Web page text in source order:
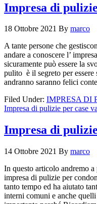
Impresa di
18 Ottobre 2021 By marco
A tante persone che
andare a conoscere l’
sicuramente può essere la
pulito è il segreto per
andranno saranno felici
Filed Under: IMPRESA DI
Impresa di pulizie per case
Impresa di
14 Ottobre 2021 By marco
In questo articolo andremo
impresa di pulizie per
tanto tempo ed ha aiutato
interni comuni e anche